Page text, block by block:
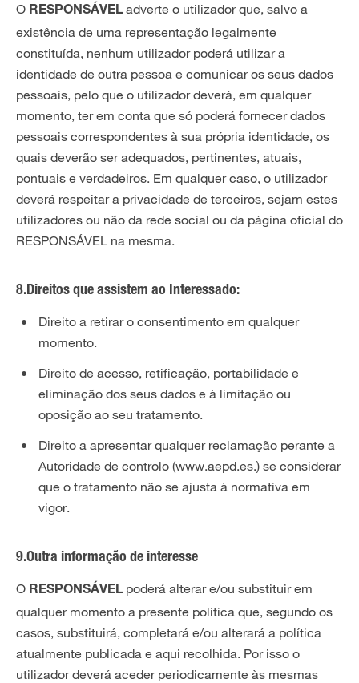
O RESPONSÁVELadverte o utilizador que, salvo a
existência de uma representação legalmente
constituída, nenhum utilizador poderá utilizar a
identidade de outra pessoa e comunicar os seus dados
pessoais, pelo que o utilizador deverá, em qualquer
momento, ter em conta que só poderá fornecer dados
pessoais correspondentes à sua própria identidade, os
quais deverão ser adequados, pertinentes, atuais,
pontuais e verdadeiros. Em qualquer caso, o utilizador
deverá respeitar a privacidade de terceiros, sejam estes
utilizadores ou não da rede social ou da página oficial do
RESPONSÁVEL na mesma.
8.Direitos que assistem ao Interessado:
Direito a retirar o consentimento em qualquer
momento.
Direito de acesso, retificação, portabilidade e
eliminação dos seus dados e à limitação ou
oposição ao seu tratamento.
Direito a apresentar qualquer reclamação perante a
Autoridade de controlo (www.aepd.es.) se considerar
que o tratamento não se ajusta à normativa em
vigor.
9.Outra informação de interesse
O RESPONSÁVEL poderá alterar e/ou substituir em
qualquer momento a presente política que, segundo os
casos, substituirá, completará e/ou alterará a política
atualmente publicada e aqui recolhida. Por isso o
utilizador deverá aceder periodicamente às mesmas